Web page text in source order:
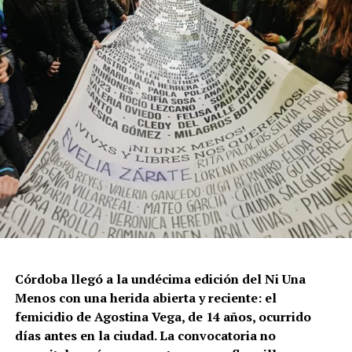
Córdoba llegó a la undécima edición del Ni Una
Menos con una herida abierta y reciente: el
femicidio de Agostina Vega, de 14 años, ocurrido
días antes en la ciudad. La convocatoria no